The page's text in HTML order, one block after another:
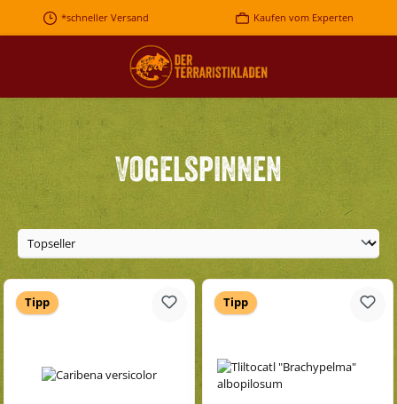
Zum Hauptinhalt springen
*schneller Versand Kaufen vom Experten
Vogelspinnen
Tipp Tipp